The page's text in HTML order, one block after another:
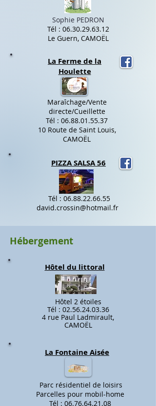
Sophie PEDRON
Tél : 06.30.29.63.12
Le Guern, CAMOËL
La Ferme de la
Houlette
Maraîchage/Vente
directe/Cueillette
Tél : 06.88.01.55.37
10 Route de Saint Louis,
CAMOËL
PIZZA SALSA 56​
Tél : 06.88.22.66.55
david.crossin@hotmail.fr
Hébergement
Hôtel du littoral
Hôtel 2 étoiles
Tél : 02.56.24.03.36
​4 rue Paul Ladmirault,
CAMOËL​
La Fontaine Aisée
Parc résidentiel de loisirs
Parcelles pour mobil-home
Tél : 06.76.64.21.08